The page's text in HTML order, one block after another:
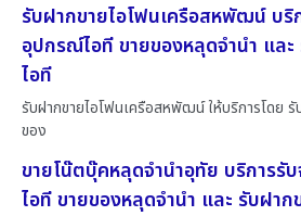
รับฝากขายไอโฟนเครือสหพัฒน์ บริ
อุปกรณ์ไอที ขายของหลุดจำนำ แล
ไอที
รับฝากขายไอโฟนเครือสหพัฒน์ ให้บริการโดย รั
ของ
ขายโน๊ตบุ๊คหลุดจำนำอุทัย บริการรั
ไอที ขายของหลุดจำนำ และ รับฝา